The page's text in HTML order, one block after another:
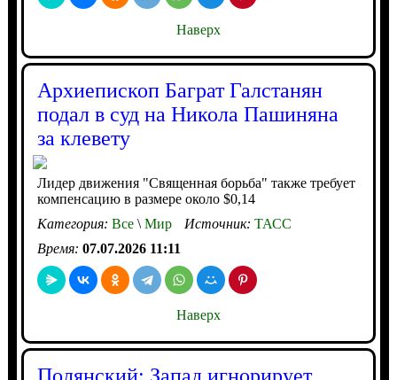
Наверх
Архиепископ Баграт Галстанян
подал в суд на Никола Пашиняна
за клевету
Лидер движения "Священная борьба" также требует
компенсацию в размере около $0,14
Категория: Все\Мир Источник: ТАСС
Время: 07.07.2026 11:11
Наверх